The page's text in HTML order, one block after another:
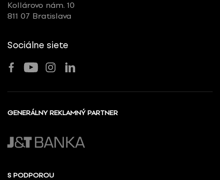
Kollárovo nám. 10
811 07 Bratislava
Sociálne siete
GENERÁLNY REKLAMNÝ PARTNER
S PODPOROU